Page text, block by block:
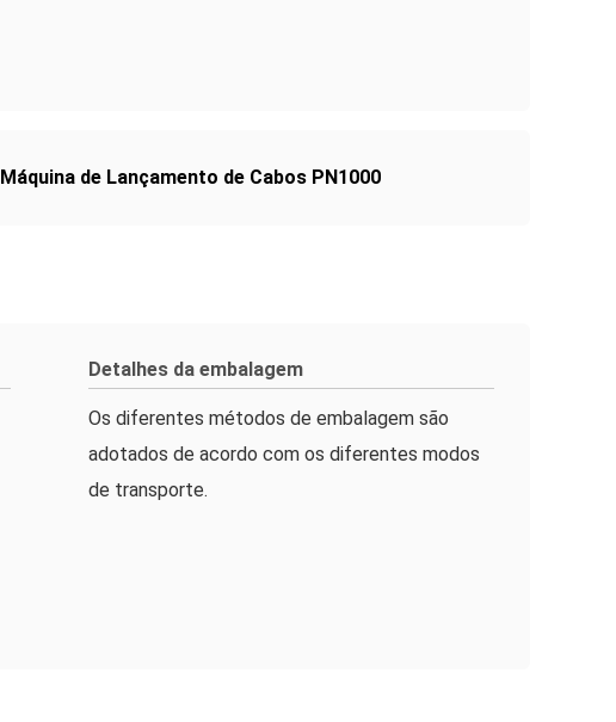
Máquina de Lançamento de Cabos PN1000
Detalhes da embalagem
Os diferentes métodos de embalagem são
adotados de acordo com os diferentes modos
de transporte.